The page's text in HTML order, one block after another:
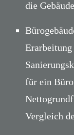
die
Erarbeitung
für ein
Vergleich